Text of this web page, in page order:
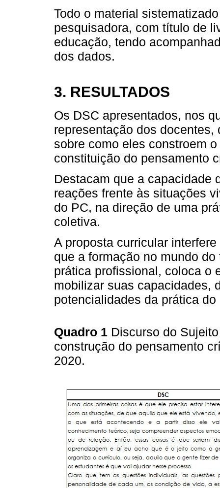
Todo o material
pesquisadora, com título de
educação, tendo
dos dados.
3. RESULTADOS
Os DSC apresentados, nos
representação dos
sobre como eles constroem
constituição do pensamento
Destacam que a capacidade
reações frente às situações
do PC, na direção de uma
coletiva.
A proposta curricular
que a formação no mundo
prática profissional, coloca o
mobilizar suas capacidades,
potencialidades da prática do
Quadro 1 Discurso do
construção do pensamento
2020.